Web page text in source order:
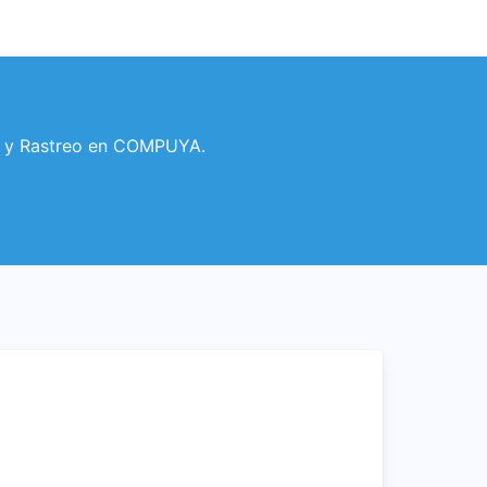
Rastreo en COMPUYA.